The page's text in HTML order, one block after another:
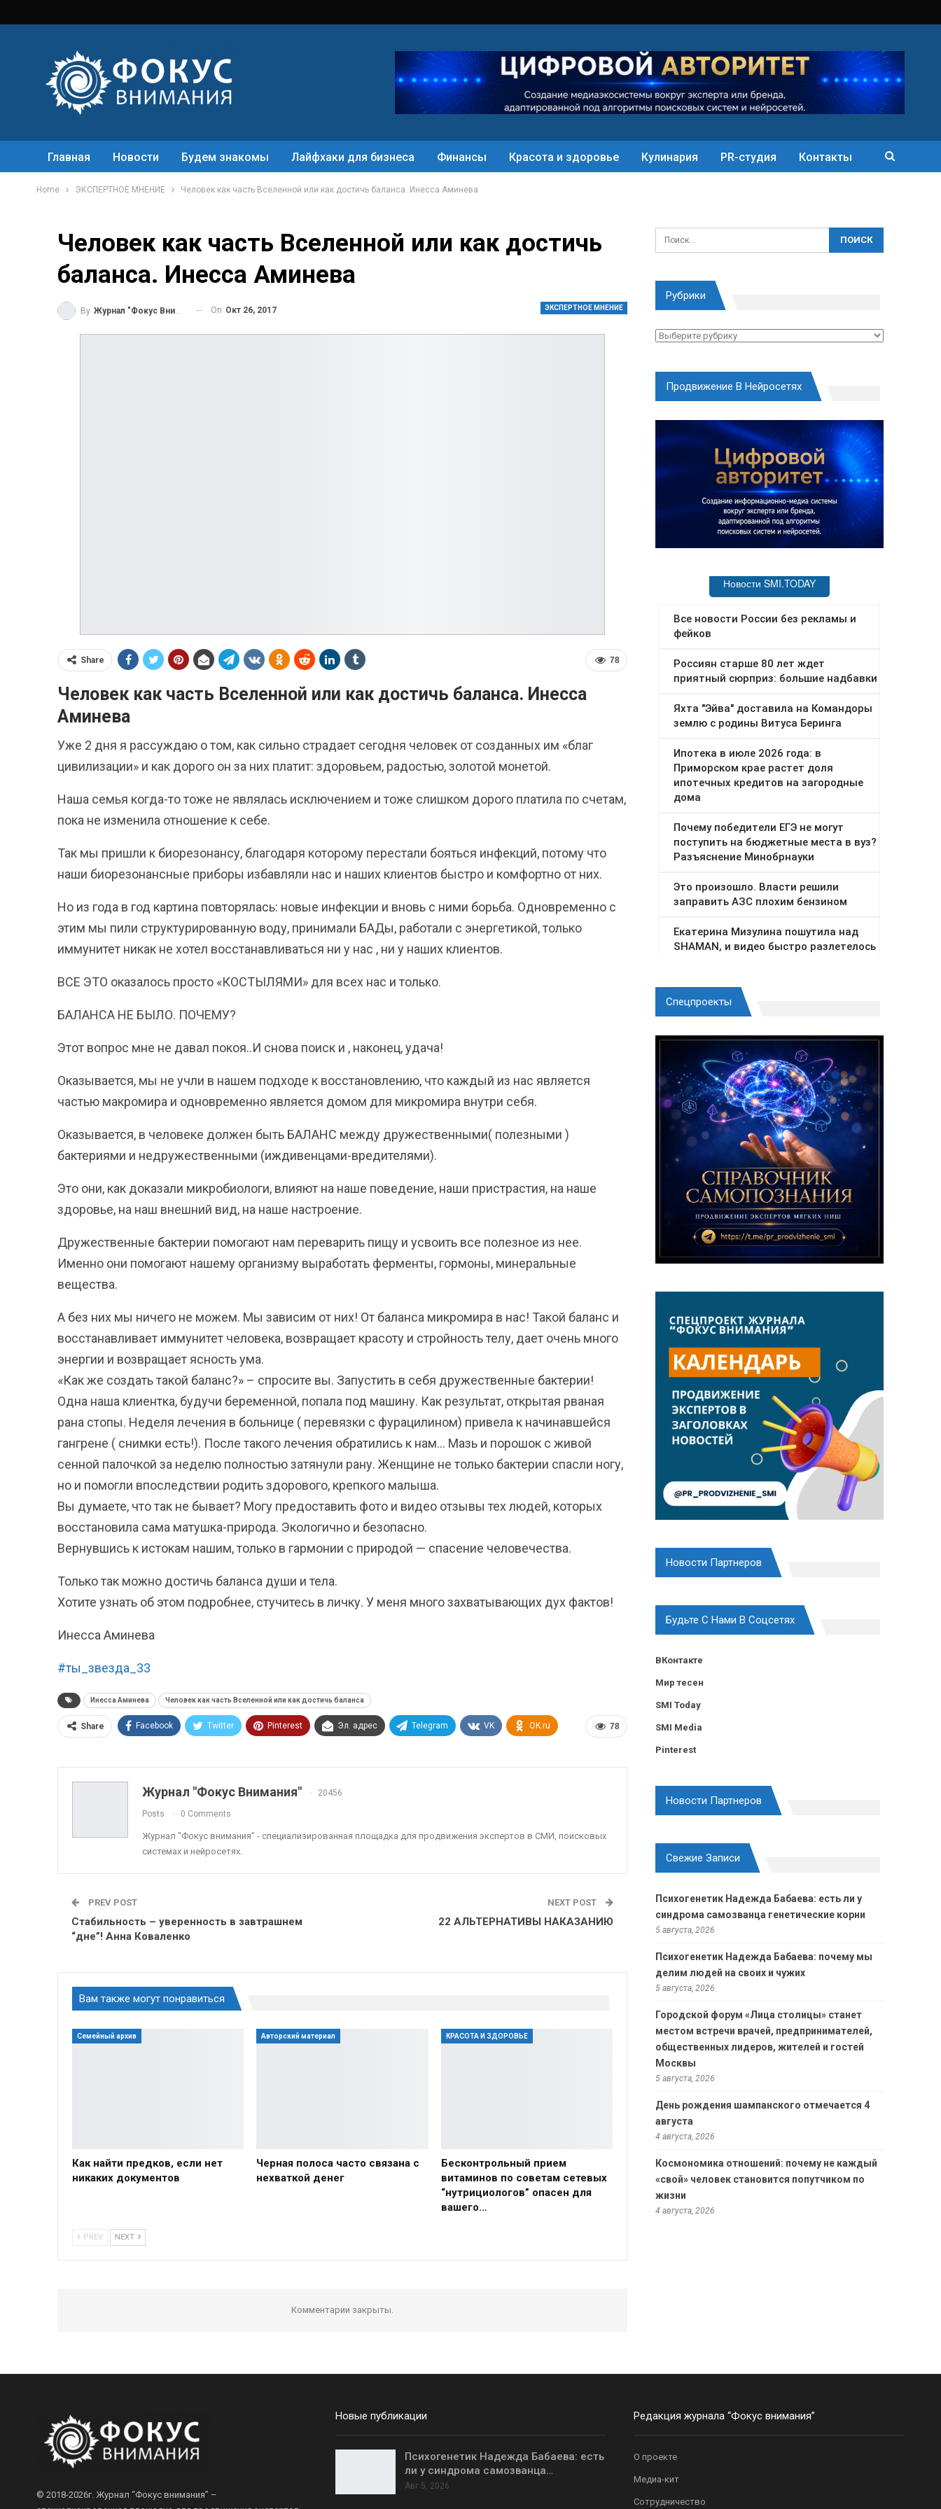
Главная Новости Будем знакомы Лайфхаки для бизнеса Финансы Красота и здоровье Кулинария PR-студия Контакты
Home ЭКСПЕРТНОЕ МНЕНИЕ Человек как часть Вселенной или как достичь баланса. Инесса Аминева
Человек как часть Вселенной или как достичь
баланса. Инесса Аминева
ЭКСПЕРТНОЕ МНЕНИЕ
By Журнал "Фокус Внимания" On Окт 26, 2017
78
Share
Человек как часть Вселенной или как достичь баланса. Инесса
Аминева
Уже 2 дня я рассуждаю о том, как сильно страдает сегодня человек от созданных им «благ
цивилизации» и как дорого он за них платит: здоровьем, радостью, золотой монетой.
Наша семья когда-то тоже не являлась исключением и тоже слишком дорого платила по счетам,
пока не изменила отношение к себе.
Так мы пришли к биорезонансу, благодаря которому перестали бояться инфекций, потому что
наши биорезонансные приборы избавляли нас и наших клиентов быстро и комфортно от них.
Но из года в год картина повторялась: новые инфекции и вновь с ними борьба. Одновременно с
этим мы пили структурированную воду, принимали БАДы, работали с энергетикой, только
иммунитет никак не хотел восстанавливаться ни у нас , ни у наших клиентов.
ВСЕ ЭТО оказалось просто «КОСТЫЛЯМИ» для всех нас и только.
БАЛАНСА НЕ БЫЛО. ПОЧЕМУ?
Этот вопрос мне не давал покоя..И снова поиск и , наконец, удача!
Оказывается, мы не учли в нашем подходе к восстановлению, что каждый из нас является
частью макромира и одновременно является домом для микромира внутри себя.
Оказывается, в человеке должен быть БАЛАНС между дружественными( полезными )
бактериями и недружественными (иждивенцами-вредителями).
Это они, как доказали микробиологи, влияют на наше поведение, наши пристрастия, на наше
здоровье, на наш внешний вид, на наше настроение.
Дружественные бактерии помогают нам переварить пищу и усвоить все полезное из нее.
Именно они помогают нашему организму выработать ферменты, гормоны, минеральные
вещества.
А без них мы ничего не можем. Мы зависим от них! От баланса микромира в нас! Такой баланс и
восстанавливает иммунитет человека, возвращает красоту и стройность телу, дает очень много
энергии и возвращает ясность ума.
«Как же создать такой баланс?» – спросите вы. Запустить в себя дружественные бактерии!
Одна наша клиентка, будучи беременной, попала под машину. Как результат, открытая рваная
рана стопы. Неделя лечения в больнице ( перевязки с фурацилином) привела к начинавшейся
гангрене ( снимки есть!). После такого лечения обратились к нам… Мазь и порошок с живой
сенной палочкой за неделю полностью затянули рану. Женщине не только бактерии спасли ногу,
но и помогли впоследствии родить здорового, крепкого малыша.
Вы думаете, что так не бывает? Могу предоставить фото и видео отзывы тех людей, которых
восстановила сама матушка-природа. Экологично и безопасно.
Вернувшись к истокам нашим, только в гармонии с природой — спасение человечества.
Только так можно достичь баланса души и тела.
Хотите узнать об этом подробнее, стучитесь в личку. У меня много захватывающих дух фактов!
Инесса Аминева
#ты_звезда_33
Инесса Аминева Человек как часть Вселенной или как достичь баланса
78
Share Facebook Twitter Pinterest Эл. адрес Telegram VK OK.ru
Журнал "Фокус Внимания" 20456
Posts 0 Comments
Журнал "Фокус внимания" - специализированная площадка для продвижения экспертов в СМИ, поисковых
системах и нейросетях.
PREV POST
Стабильность – уверенность в завтрашнем
“дне”! Анна Коваленко
NEXT POST
22 АЛЬТЕРНАТИВЫ НАКАЗАНИЮ
Вам также могут понравиться
Семейный архив
Как найти предков, если нет
никаких документов
Авторский материал
Черная полоса часто связана с
нехваткой денег
КРАСОТА И ЗДОРОВЬЕ
Бесконтрольный прием
витаминов по советам сетевых
“нутрициологов” опасен для
вашего…
PREV NEXT
Комментарии закрыты.
Рубрики
Рубрики
Продвижение В Нейросетях
Спецпроекты
Новости Партнеров
Будьте С Нами В Соцсетях
ВКонтакте
Мир тесен
SMI Today
SMI Media
Pinterest
Новости Партнеров
Свежие Записи
Психогенетик Надежда Бабаева: есть ли у
синдрома самозванца генетические корни
5 августа, 2026
Психогенетик Надежда Бабаева: почему мы
делим людей на своих и чужих
5 августа, 2026
Городской форум «Лица столицы» станет
местом встречи врачей, предпринимателей,
общественных лидеров, жителей и гостей
Москвы
5 августа, 2026
День рождения шампанского отмечается 4
августа
4 августа, 2026
Космономика отношений: почему не каждый
«свой» человек становится попутчиком по
жизни
4 августа, 2026
© 2018-2026г. Журнал “Фокус внимания” –
Новые публикации
Психогенетик Надежда Бабаева: есть
ли у синдрома самозванца…
Авг 5, 2026
Редакция журнала “Фокус внимания”
О проекте
Медиа-кит
Сотрудничество